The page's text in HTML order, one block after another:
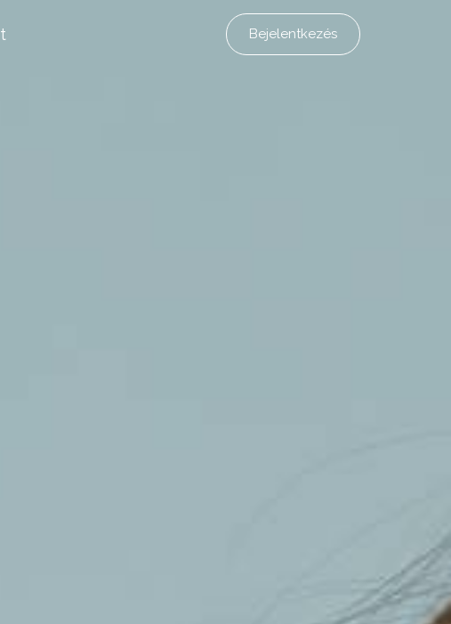
Bejelentkezés